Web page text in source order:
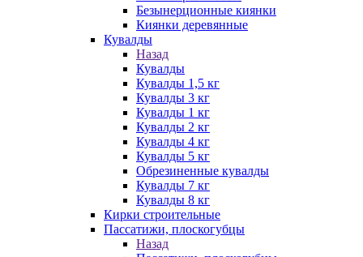
Безынерционные киянки
Киянки деревянные
Кувалды
Назад
Кувалды
Кувалды 1,5 кг
Кувалды 3 кг
Кувалды 1 кг
Кувалды 2 кг
Кувалды 4 кг
Кувалды 5 кг
Обрезиненные кувалды
Кувалды 7 кг
Кувалды 8 кг
Кирки строительные
Пассатижи, плоскогубцы
Назад